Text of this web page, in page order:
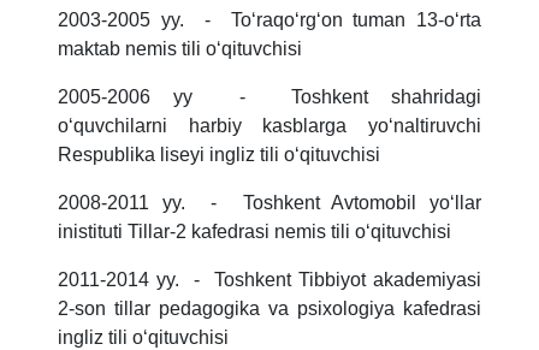
2003-2005 yy. - Toʻraqoʻrgʻon tuman 13-oʻrta
maktab nemis tili oʻqituvchisi
2005-2006 yy - Toshkent shahridagi
oʻquvchilarni harbiy kasblarga yoʻnaltiruvchi
Respublika liseyi ingliz tili oʻqituvchisi
2008-2011 yy. - Toshkent Avtomobil yoʻllar
inistituti Tillar-2 kafedrasi nemis tili oʻqituvchisi
2011-2014 yy. - Toshkent Tibbiyot akademiyasi
2-son tillar pedagogika va psixologiya kafedrasi
ingliz tili oʻqituvchisi